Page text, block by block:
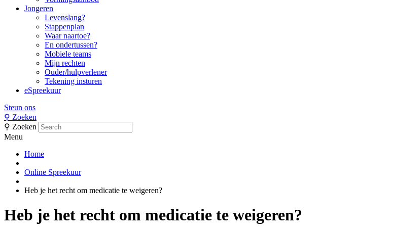
Jongeren
Levenslang?
Stappenplan
Waar naartoe?
En ondertussen?
Mobiele teams
Mijn rechten
Ouder/hulpverlener
Tekening insturen
eSpreekuur
Steun ons
⚲ Zoeken
⚲ Zoeken
Menu
Home
Online Spreekuur
Heb je het recht om medicatie te weigeren?
Heb je het recht om medicatie te weigeren?